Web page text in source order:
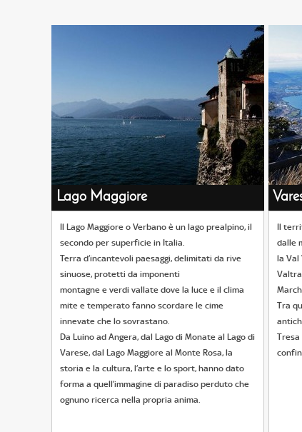
Lago Maggiore
Il Lago Maggiore o Verbano è un lago prealpino, il
secondo per superficie in Italia.
Terra d’incantevoli paesaggi, delimitati da rive
sinuose, protetti da imponenti
montagne e verdi vallate dove la luce e il clima
mite e temperato fanno scordare le cime
innevate che lo sovrastano.
Da Luino ad Angera, dal Lago di Monate al Lago di
Varese, dal Lago Maggiore al Monte Rosa, la
storia e la cultura, l’arte e lo sport, hanno dato
forma a quell’immagine di paradiso perduto che
ognuno ricerca nella propria anima.
Il
dalle
la Val
Tra
Tresa